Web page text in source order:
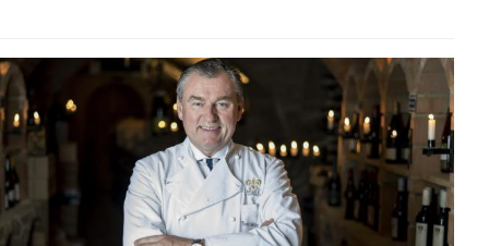
Untermenü
Untermenü